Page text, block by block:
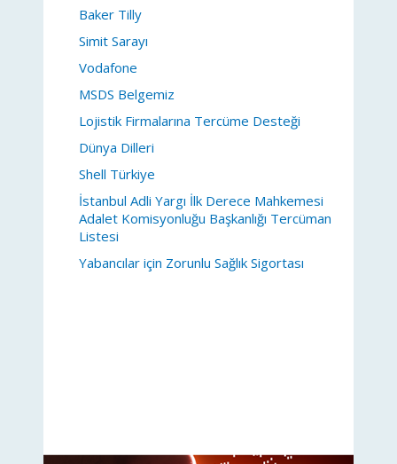
Baker Tilly
Simit Sarayı
Vodafone
MSDS Belgemiz
Lojistik Firmalarına Tercüme Desteği
Dünya Dilleri
Shell Türkiye
İstanbul Adli Yargı İlk Derece Mahkemesi
Adalet Komisyonluğu Başkanlığı Tercüman
Listesi
Yabancılar için Zorunlu Sağlık Sigortası